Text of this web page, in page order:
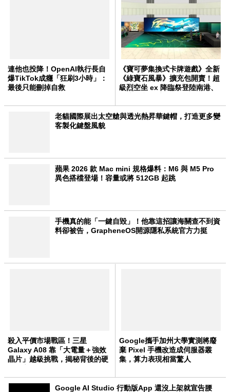
連他也投降！OpenAI執行長自
爆TikTok成癮「狂刷3小時」：
最後只能刪掉自救
《寶可夢集換式卡牌遊戲》全新
《綠寶石風暴》擴充包開賣！超
級烈空坐 ex 降臨祭登陸南港、
老貓國際展出太空艙與透光熱昇華鍵帽，打造更多變
客製化鍵盤風貌
蘋果 2026 款 Mac mini 規格爆料：M6 與 M5 Pro
異色搭檔登場！容量或將 512GB 起跳
手機真的能「一鍵自毀」！他靠這招讓海關查不到資
料卻被告，GrapheneOS開源隱私系統官方力挺
殺入平價市場戰區！三星
Galaxy A08 靠「大電量＋強效
晶片」越級挑戰，揭秘背後的硬
Google攜手加州大學實測將廢
棄 Pixel 手機改造成伺服器叢
集，算力表現相當驚人
Google AI Studio 行動版App 還沒上架就宣告腰